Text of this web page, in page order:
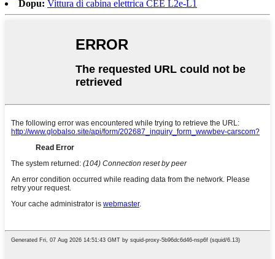
Dopu: Vittura di cabina elettrica CEE L2e-L1